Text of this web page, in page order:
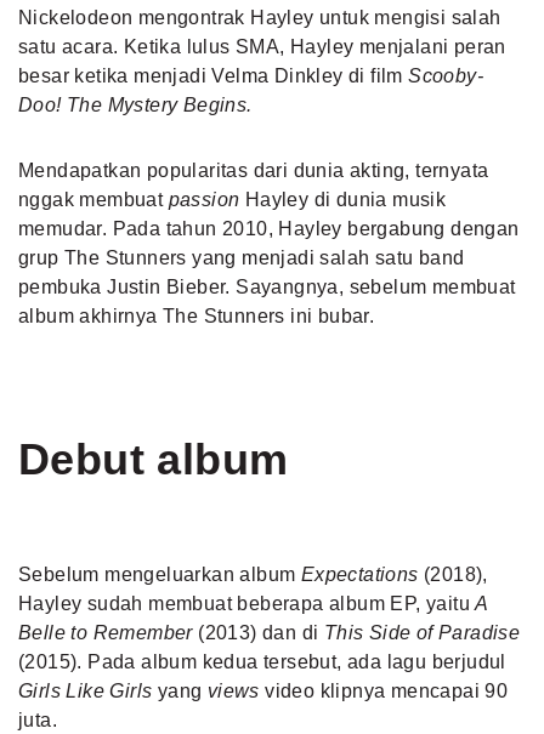
Nickelodeon mengontrak Hayley untuk mengisi salah
satu acara. Ketika lulus SMA, Hayley menjalani peran
besar ketika menjadi Velma Dinkley di filmScooby-
Doo! The Mystery Begins.
Mendapatkan popularitas dari dunia akting, ternyata
nggak membuat passion Hayley di dunia musik
memudar. Pada tahun 2010, Hayley bergabung dengan
grup The Stunners yang menjadi salah satu band
pembuka Justin Bieber. Sayangnya, sebelum membuat
album akhirnya The Stunners ini bubar.
Debut album
Sebelum mengeluarkan album Expectations (2018),
Hayley sudah membuat beberapa album EP, yaituA
Belle to Remember (2013) dan di This Side of Paradise
(2015). Pada album kedua tersebut, ada lagu berjudul
Girls Like Girls yang viewsvideo klipnya mencapai 90
juta.